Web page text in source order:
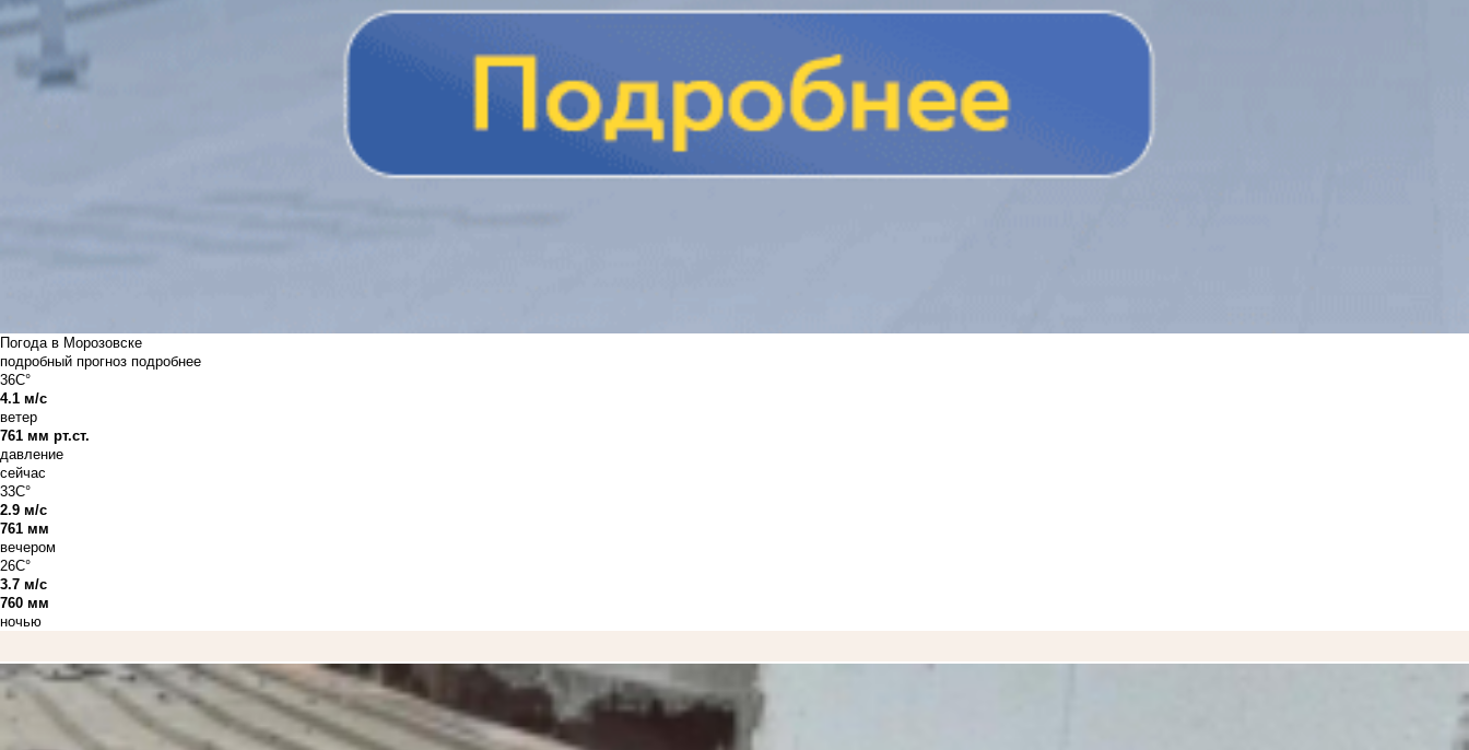
Погода в Морозовске
подробный прогноз подробнее
36C°
4.1 м/с
ветер
761 мм рт.ст.
давление
сейчас
33C°
2.9 м/с
761 мм
вечером
26C°
3.7 м/с
760 мм
ночью